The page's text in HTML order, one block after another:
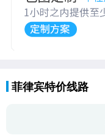
菲律宾特价线路